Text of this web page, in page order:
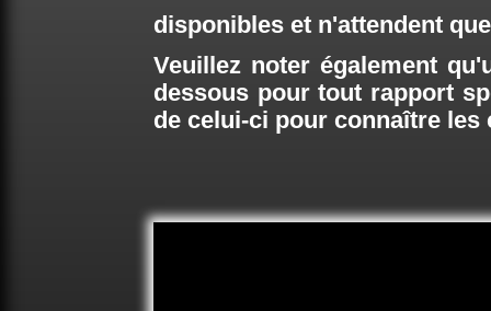
disponibles et n'attendent
Veuillez noter également
dessous pour tout rapport
de celui-ci pour connaître